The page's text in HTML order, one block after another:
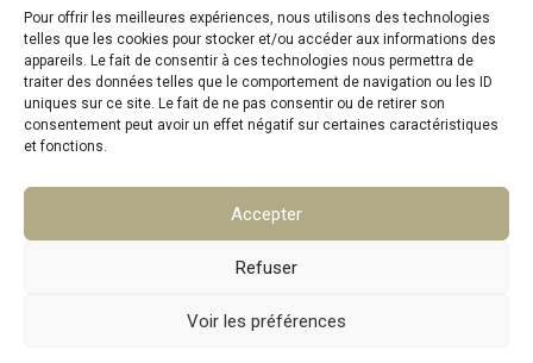
Pour offrir les meilleures expériences, nous utilisons des technologies
telles que les cookies pour stocker et/ou accéder aux informations des
appareils. Le fait de consentir à ces technologies nous permettra de
traiter des données telles que le comportement de navigation ou les ID
uniques sur ce site. Le fait de ne pas consentir ou de retirer son
consentement peut avoir un effet négatif sur certaines caractéristiques
et fonctions.
Accepter
Refuser
Voir les préférences
Téléphone : 07.83.05.00.26
Mail :mpa@srat.fr
Copyright © 2026 SRAT
Politique de confidentialité